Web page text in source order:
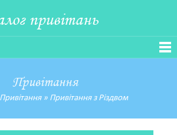
привітань
Привітання
Привітання» Привітання з Різдвом